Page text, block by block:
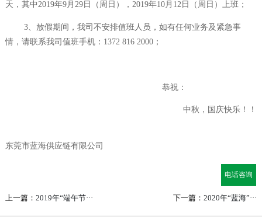
天，其中2019年9月29日（周日），2019年10月12日（周日）上班；
3、放假期间，我司不安排值班人员， 如有任何业务及紧急事
情，请联系我司值班手机： 1372 816 2000；
恭祝：
中秋，国庆快乐！！
东莞市蓝海供应链有限公司
上一篇： 2019年“端午节··· 下一篇：2020年“蓝海”···
电话咨询